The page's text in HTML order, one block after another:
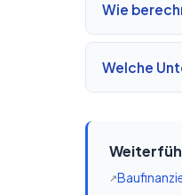
Wie
Welche